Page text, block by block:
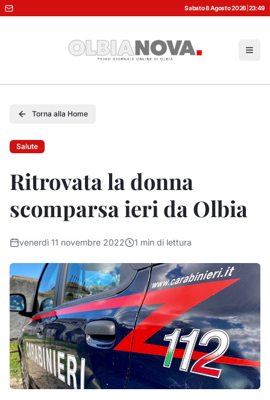
Sabato 8 Agosto 2026 23:49
Torna alla Home
Salute
Ritrovata la donna
scomparsa ieri da Olbia
venerdì 11 novembre 2022 1 min di lettura